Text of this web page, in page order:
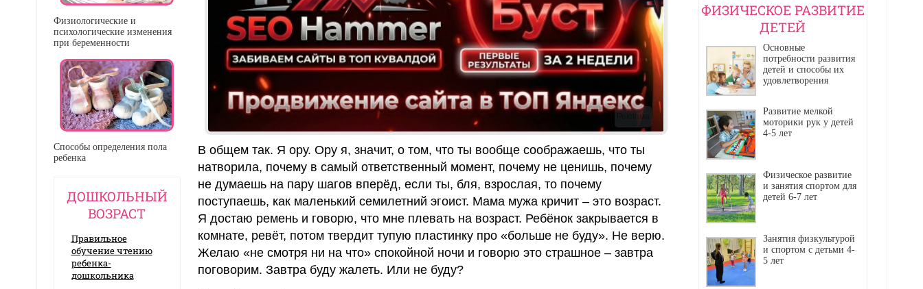
Физиологические и
психологические изменения
при беременности
Способы определения пола
ребенка
ДОШКОЛЬНЫЙ
ВОЗРАСТ
Правильное
обучение чтению
ребенка-
дошкольника
Реклама
В общем так. Я ору. Ору я, значит, о том, что ты вообще соображаешь, что ты
натворила, почему в самый ответственный момент, почему не ценишь, почему
не думаешь на пару шагов вперёд, если ты, бля, взрослая, то почему
поступаешь, как маленький семилетний эгоист. Мама мужа кричит – это возраст.
Я достаю ремень и говорю, что мне плевать на возраст. Ребёнок закрывается в
комнате, ревёт, потом твердит тупую пластинку про «больше не буду». Не верю.
Желаю «не смотря ни на что» спокойной ночи и говорю это страшное – завтра
поговорим. Завтра буду жалеть. Или не буду?
ФИЗИЧЕСКОЕ РАЗВИТИЕ
ДЕТЕЙ
Основные
потребности развития
детей и способы их
удовлетворения
Развитие мелкой
моторики рук у детей
4-5 лет
Физическое развитие
и занятия спортом для
детей 6-7 лет
Занятия физкультурой
и спортом с детьми 4-
5 лет